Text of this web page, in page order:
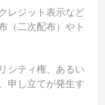
レジット表示など
（二次配布）やト
シティ権、あるい
申し立てが発生す